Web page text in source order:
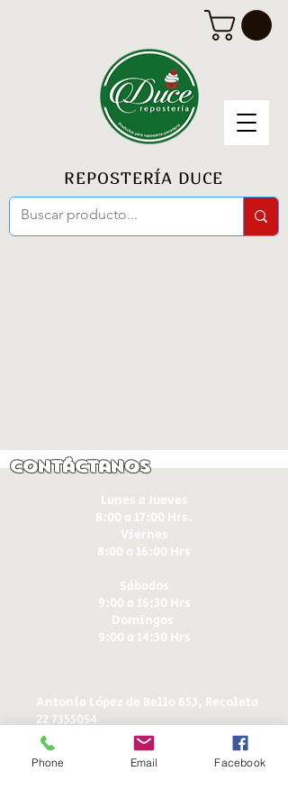
REPOSTERÍA DUCE
Contáctanos
Lunes a Jueves
8:00 a 17:00 Hrs.
Viernes
8:00 a 16:00 Hrs​
Sábados
9:00 a 16:30 Hrs
Domingos
9:00 a 14:30 Hrs
Antonia López de Bello 653, Recoleta
22 7355054
22 7375725
+56 9 75224598
ducereposteria@gmail.com
Phone Email Facebook